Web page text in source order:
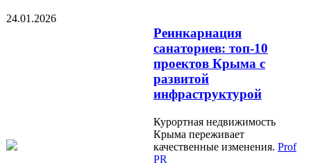
24.01.2026
Реинкарнация
санаториев: топ-10
проектов Крыма с
развитой
инфраструктурой
Курортная недвижимость
Крыма переживает
качественные изменения. Prof
PR